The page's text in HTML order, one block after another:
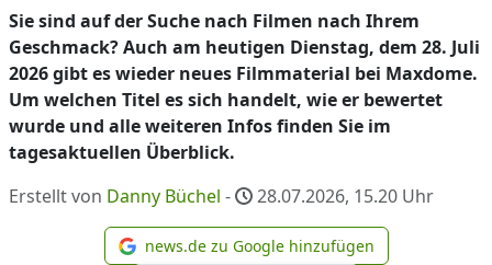
Sie sind auf der Suche nach Filmen nach Ihrem
Geschmack? Auch am heutigen Dienstag, dem 28. Juli
2026 gibt es wieder neues Filmmaterial bei Maxdome.
Um welchen Titel es sich handelt, wie er bewertet
wurde und alle weiteren Infos finden Sie im
tagesaktuellen Überblick.
Erstellt von Danny Büchel - 28.07.2026, 15.20 Uhr
news.de zu Google
news.de zu Google hinzufügen